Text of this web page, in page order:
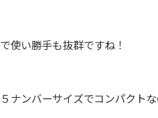
使い勝手も抜群ですね！
ナンバーサイズでコンパク